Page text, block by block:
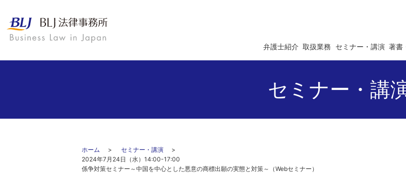
弁護士紹介 取扱業務 セミナー・講演 著書
セミナー・講
ホーム
セミナー・講演
2024年7月24日（水）
係争対策セミナー～中国を中心とした悪意の商標出願の実態と対策～（Webセミナー）